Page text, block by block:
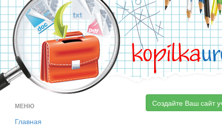
kopilka
МЕНЮ
Главная
Создайте Ваш сайт